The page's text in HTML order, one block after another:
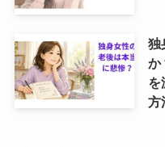
独
か
を
方